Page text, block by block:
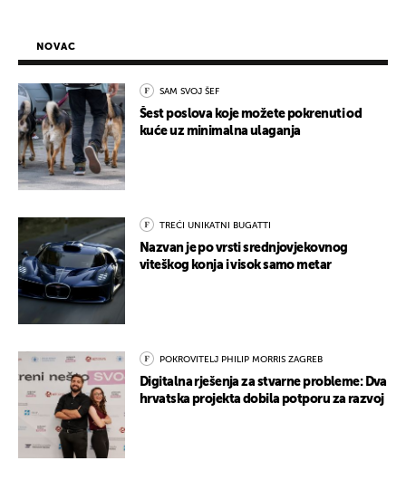
NOVAC
SAM SVOJ ŠEF
Šest poslova koje možete pokrenuti od
kuće uz minimalna ulaganja
TREĆI UNIKATNI BUGATTI
Nazvan je po vrsti srednjovjekovnog
viteškog konja i visok samo metar
POKROVITELJ PHILIP MORRIS ZAGREB
Digitalna rješenja za stvarne probleme: Dva
hrvatska projekta dobila potporu za razvoj